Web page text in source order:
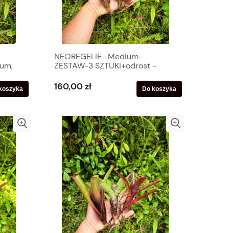
NEOREGELIE -Medium-
ZESTAW-3 SZTUKI+odrost -
160,00 zł Do koszyka